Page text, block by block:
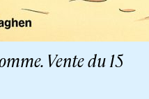
Vente du 15